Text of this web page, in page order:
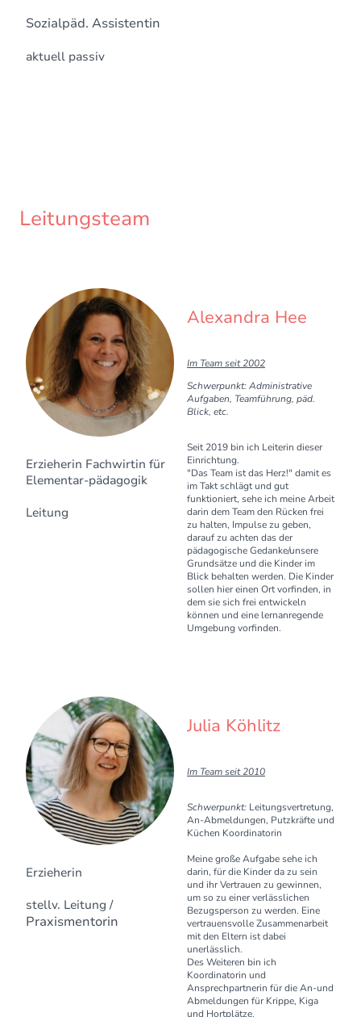
Sozialpäd. Assistentin
aktuell passiv
Leitungsteam
Erzieherin Fachwirtin für
Elementar-pädagogik
Leitung
Alexandra Hee
Im Team seit 2002
Schwerpunkt: Administrative
Aufgaben, Teamführung, päd.
Blick, etc.
Seit 2019 bin ich Leiterin dieser
Einrichtung.
"Das Team ist das Herz!" damit es
im Takt schlägt und gut
funktioniert, sehe ich meine Arbeit
darin dem Team den Rücken frei
zu halten, Impulse zu geben,
darauf zu achten das der
pädagogische Gedanke/unsere
Grundsätze und die Kinder im
Blick behalten werden. Die Kinder
sollen hier einen Ort vorfinden, in
dem sie sich frei entwickeln
können und eine lernanregende
Umgebung vorfinden.
Erzieherin
stellv. Leitung /
Praxismentorin
Julia Köhlitz
Im Team seit 2010
Schwerpunkt: Leitungsvertretung,
An-Abmeldungen, Putzkräfte und
Küchen Koordinatorin
Meine große Aufgabe sehe ich
darin, für die Kinder da zu sein
und ihr Vertrauen zu gewinnen,
um so zu einer verlässlichen
Bezugsperson zu werden. Eine
vertrauensvolle Zusammenarbeit
mit den Eltern ist dabei
unerlässlich.
Des Weiteren bin ich
Koordinatorin und
Ansprechpartnerin für die An-und
Abmeldungen für Krippe, Kiga
und Hortplätze.